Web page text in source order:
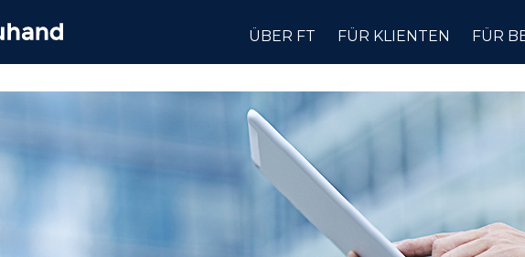
ÜBER FT FÜR KLIENTEN FÜR